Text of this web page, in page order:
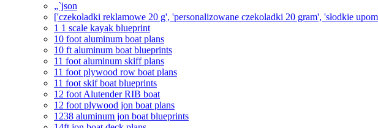
„`json
['czekoladki reklamowe 20 g', 'personalizowane czekoladki 20 gram', 'słodkie
1 1 scale kayak blueprint
10 foot aluminum boat plans
10 ft aluminum boat blueprints
11 foot aluminum skiff plans
11 foot plywood row boat plans
11 foot skif boat blueprints
12 foot Alutender RIB boat
12 foot plywood jon boat plans
1238 aluminum jon boat blueprints